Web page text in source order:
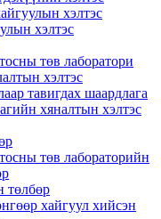
хэлтэс
хэлтэс
төв лаборатори
хэлтэс
тавигдах шаардлага
хяналтын хэлтэс
төв лабораторийн
төлбөр
хайгуул хийсэн